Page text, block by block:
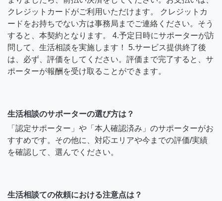
クレジットカードがご利用いただけます。 クレジットカ
ードをお持ちでない方は事務局までご連絡ください。そう
すると、本契約となります。 4.予定日時にサポーターが訪
問して、生活相談を実施します！ 5.サービス提供終了後
は、必ず、評価をしてください。評価まで完了すると、サ
ポーターが報酬を受け取ることができます。
生活相談のサポーターの選び方は？
「認定サポーター」や「本人確認済み」のサポーターがお
すすめです。その他に、対応エリアや今までの評価/実績
を確認して、選んでください。
生活相談ての依頼における注意点は？